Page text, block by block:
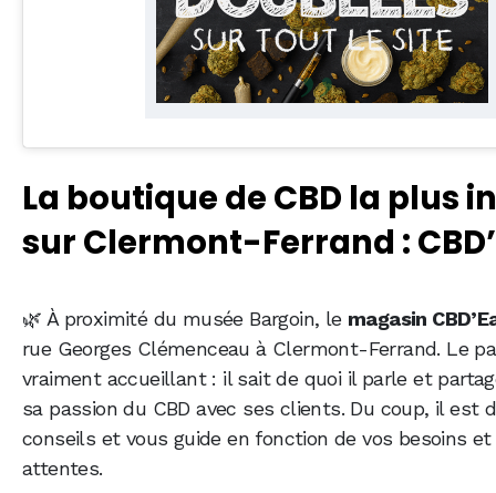
La boutique de CBD la plus
sur Clermont-Ferrand :
🌿 À proximité du musée Bargoin, le magasin
rue Georges Clémenceau à Clermont-Ferrand. Le
vraiment accueillant : il sait de quoi il parle et
sa passion du CBD avec ses clients. Du coup, il est
conseils et vous guide en fonction de vos besoins et
attentes.